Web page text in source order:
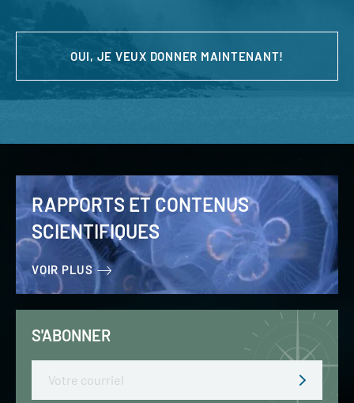
OUI, JE VEUX DONNER MAINTENANT!
RAPPORTS ET CONTENUS
SCIENTIFIQUES
VOIR PLUS
S'ABONNER
Email